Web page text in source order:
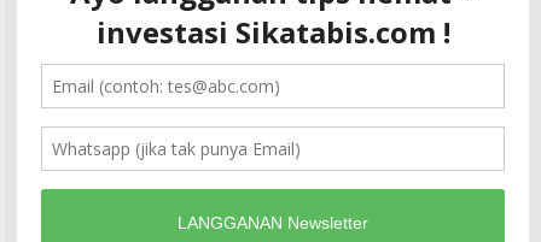
Telkomsel tips kendaraan
tips kpr XL